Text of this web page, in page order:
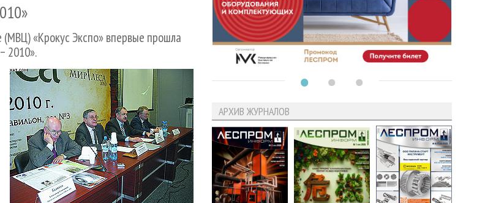
«Крокус Экспо» впервые прошла
2010».
АРХИВ ЖУРНАЛОВ